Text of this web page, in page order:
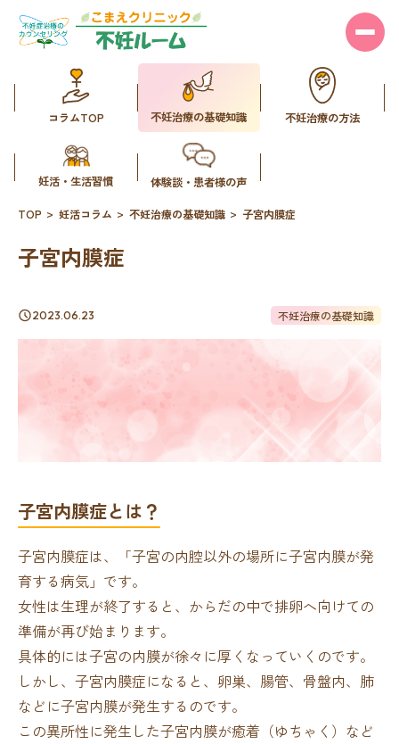
コラムTOP 不妊治療の基礎知識 不妊治療の方法
妊活・生活習慣 体験談・患者様の声
TOP 妊活コラム 不妊治療の基礎知識 子宮内膜症
子宮内膜症
2023.06.23 不妊治療の基礎知識
子宮内膜症とは？
子宮内膜症は、「子宮の内腔以外の場所に子宮内膜が発
育する病気」です。
女性は生理が終了すると、からだの中で排卵へ向けての
準備が再び始まります。
具体的には子宮の内膜が徐々に厚くなっていくのです。
しかし、子宮内膜症になると、卵巣、腸管、骨盤内、肺
などに子宮内膜が発生するのです。
この異所性に発生した子宮内膜が癒着（ゆちゃく）など